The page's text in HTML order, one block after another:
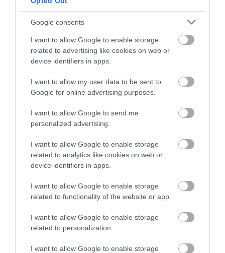
Google consents
I want to allow Google to enable storage
related to advertising like cookies on web or
device identifiers in apps.
I want to allow my user data to be sent to
Google for online advertising purposes.
I want to allow Google to send me
personalized advertising.
I want to allow Google to enable storage
related to analytics like cookies on web or
device identifiers in apps.
I want to allow Google to enable storage
related to functionality of the website or app.
I want to allow Google to enable storage
related to personalization.
I want to allow Google to enable storage
is, hogy képes olyasvalamire, amire mi nem. Tabu
lenne kimondani, hogy elképesztőnek találjuk a
sorozatgyilkosokat, vagy hogy elképzeljük néha,
milyen lehet a bőrükbe bújni, így a krimi olvasása
vagy nézése közben élhetjük ki titkos, sötét
(Forrás:Psychologytoday)
Nyitókép: Pixabay
SZELLEM KRIMI ADRENALIN
PSZICHOLÓGIA TUDOMÁNY
FANTÁZIA
2026. AUGUSZTUS 5. ● TUDOMÁNY
leghíresebb sziámi…
2026. JÚLIUS 31. ● TUDOMÁNY
Enni és aludni sem tudtak Kína kegyetlen
kínzóeszközében